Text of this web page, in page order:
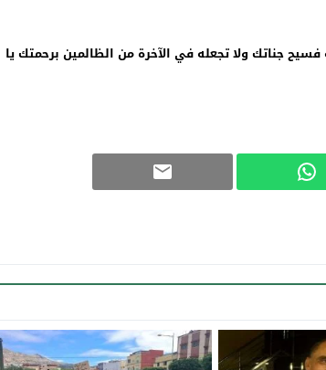
جناتك ولا تجعله في الآخرة من الظالمين برحمتك يا